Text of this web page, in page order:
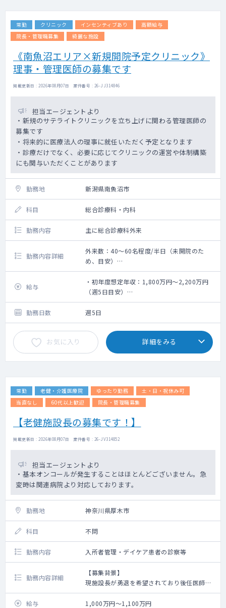
常勤 クリニック インセンティブあり
高額給与
院長・管理職募集
綺麗な施設
《南魚沼エリア×新規開院予定クリニック》
理事・管理医師の募集です
掲載更新日 : 2026年08月07日 案件番号 : 26-JJ314846
担当エージェントより
・新規のサテライトクリニックを立ち上げに関わる管理医師の
募集です
・将来的に医療法人の理事に就任いただく予定となります
・診療だけでなく、必要に応じてクリニックの運営や体制構築
にも関与いただくことがあります
勤務地 新潟県南魚沼市
科目 総合診療科・内科
勤務内容 主に総合診療科外来
勤務内容詳細
外来数：40～60名程度/半日（未開院のた
め、目安）
主に総合診療科外来
※勤務内容は、相談となります。
給与
・初年度想定年収：1,800万円～2,200万円
（週5日目安）
・翌年度以降：クリニックの利益や業績に応
じたインセンティブを別途支給予定
勤務日数 週5日
お気に入り 詳細をみる
常勤 老健・介護医療院 ゆったり勤務
土・日・祝休み可
当直なし
60代以上歓迎 院長・管理職募集
【老健施設長の募集です！】
掲載更新日 : 2026年08月07日 案件番号 : 26-JV314852
担当エージェントより
・基本オンコールが発生することはほとんどございません。急
変時は関連病院より対応しております。
勤務地 神奈川県厚木市
科目 不問
勤務内容 入所者管理・デイケア患者の診察等
勤務内容詳細
【募集背景】
現施設長が勇退を希望されており後任医師を
募集
給与 1,000万円～1,100万円